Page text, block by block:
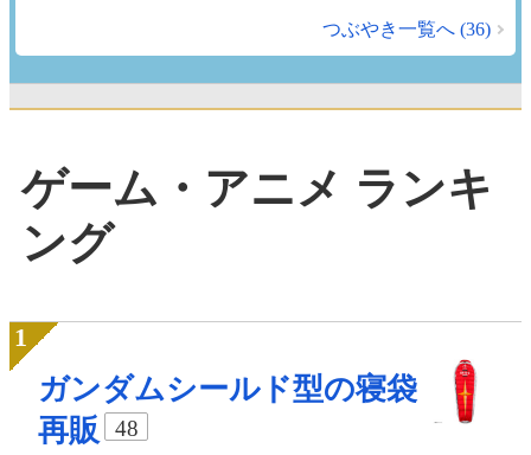
つぶやき一覧へ (36)
ゲーム・アニメ ランキ
ング
ガンダムシールド型の寝袋
再販
48